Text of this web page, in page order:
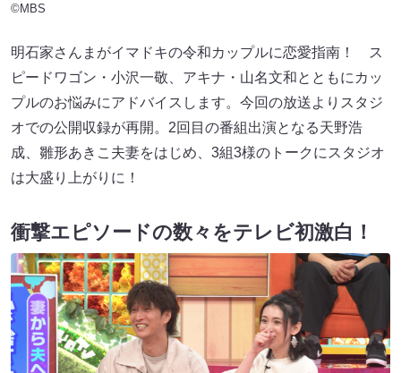
©MBS
明石家さんまがイマドキの令和カップルに恋愛指南！ ス
ピードワゴン・小沢一敬、アキナ・山名文和とともにカッ
プルのお悩みにアドバイスします。今回の放送よりスタジ
オでの公開収録が再開。2回目の番組出演となる天野浩
成、雛形あきこ夫妻をはじめ、3組3様のトークにスタジオ
は大盛り上がりに！
衝撃エピソードの数々をテレビ初激白！